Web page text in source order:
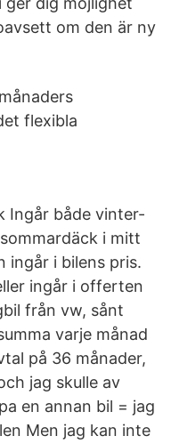
om den är ny
flexibla
Ingår både vinter-
i mitt
ingår i bilens pris.
ingår i offerten
från vw, sånt
varje månad
på 36 månader,
jag skulle av
en annan bil = jag
Men jag kan inte